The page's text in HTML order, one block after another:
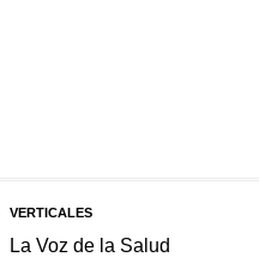
VERTICALES
La Voz de la Salud